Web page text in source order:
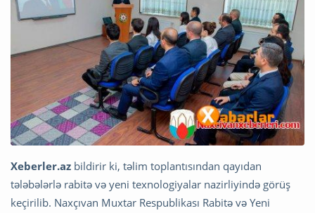
Xeberler.az bildirir ki, təlim toplantısından qayıdan
tələbələrlə rabitə və yeni texnologiyalar nazirliyində görüş
keçirilib. Naxçıvan Muxtar Respublikası Rabitə və Yeni